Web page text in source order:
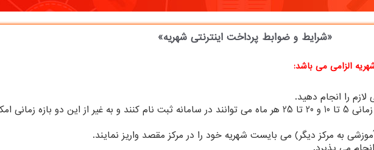
«شرایط و ضوابطپرداخت اینترنتی شهریه»
الزامی می باشد:
۲- دانش پژوهان توجه داشته باشند فقط در دو بازه زمانی 5 تا 10 و 20 تا 25 هر ماه می توانند در سامانه ثبت نام کنند و به غیر از این